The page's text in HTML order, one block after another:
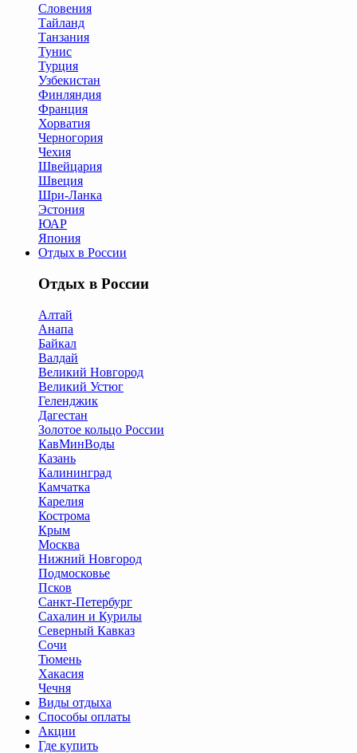
Словения
Тайланд
Танзания
Тунис
Турция
Узбекистан
Финляндия
Франция
Хорватия
Черногория
Чехия
Швейцария
Швеция
Шри-Ланка
Эстония
ЮАР
Япония
Отдых в России
Отдых в России
Алтай
Анапа
Байкал
Валдай
Великий Новгород
Великий Устюг
Геленджик
Дагестан
Золотое кольцо России
КавМинВоды
Казань
Калининград
Камчатка
Карелия
Кострома
Крым
Москва
Нижний Новгород
Подмосковье
Псков
Санкт-Петербург
Сахалин и Курилы
Северный Кавказ
Сочи
Тюмень
Хакасия
Чечня
Виды отдыха
Способы оплаты
Акции
Где купить